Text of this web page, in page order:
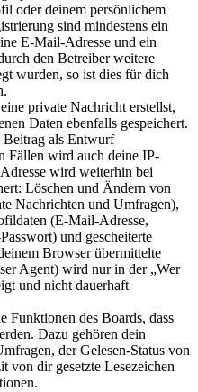
oder deinem persönlichem
sind mindestens ein
E-Mail-Adresse und ein
den Betreiber weitere
wurden, so ist dies für dich
private Nachricht erstellst,
Daten ebenfalls gespeichert.
als Entwurf
Fällen wird auch deine IP-
wird weiterhin bei
Löschen und Ändern von
Nachrichten und Umfragen),
(E-Mail-Adresse,
und gescheiterte
Browser übermittelte
Agent) wird nur in der „Wer
und nicht dauerhaft
Funktionen des Boards, dass
Dazu gehören dein
der Gelesen-Status von
von dir gesetzte Lesezeichen